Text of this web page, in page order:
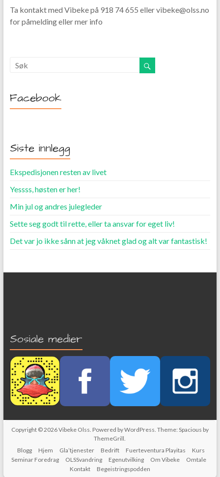
Ta kontakt med Vibeke på 918 74 655 eller vibeke@olss.no
for påmelding eller mer info
Facebook
Siste innlegg
Ekspedisjonen resten av livet
Yessss, høsten er her!
Min jul og andres julegleder
Sette seg godt til rette, eller ta ansvar for eget liv!
Det var jo ikke sånn at jeg våknet glad og alt var fantastisk!
Sosiale medier
Copyright © 2026Vibeke Olss . Powered byWordPress . Theme: Spacious by
ThemeGrill
Blogg
Hjem Gla’tjenester Bedrift Fuerteventura Playitas
Kurs
Seminar Foredrag
OLSSvandring Egenutvilking Om Vibeke
Omtale
Kontakt
Begeistringspodden